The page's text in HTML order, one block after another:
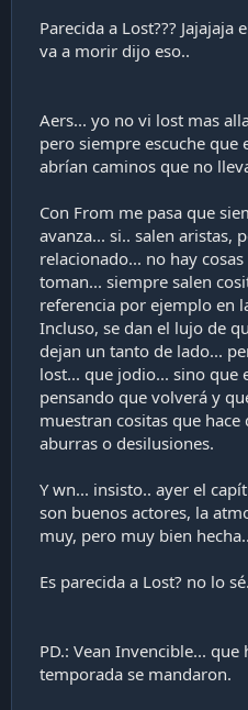
Parecida a Lost??? Jajajaja
va a morir dijo eso..
Aers... yo no vi lost mas
pero siempre escuche que
abrían caminos que no
Con From me pasa que
avanza... si.. salen aristas,
relacionado... no hay
toman... siempre salen
referencia por ejemplo en
Incluso, se dan el lujo de
dejan un tanto de lado...
lost... que jodio... sino que
pensando que volverá y
muestran cositas que
aburras o desilusiones.
Y wn... insisto.. ayer el
son buenos actores, la
muy, pero muy bien
Es parecida a Lost? no lo
PD.: Vean Invencible...
temporada se mandaron.